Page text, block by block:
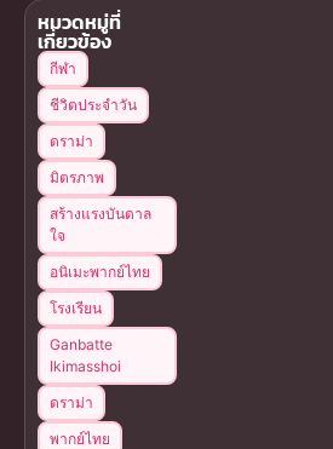
หมวดหมู่ที่
เกี่ยวข้อง
กีฬา
ชีวิตประจำวัน
ดราม่า
มิตรภาพ
สร้างแรงบันดาล
ใจ
อนิเมะพากย์ไทย
โรงเรียน
Ganbatte
Ikimasshoi
ดราม่า
พากย์ไทย